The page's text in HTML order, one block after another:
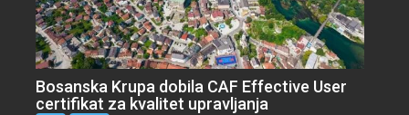
Bosanska Krupa dobila CAF Effective User
certifikat za kvalitet upravljanja